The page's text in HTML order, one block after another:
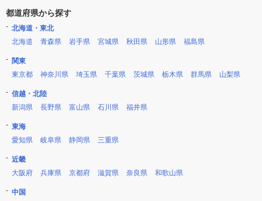
都道府県から探す
北海道・東北
北海道
青森県 岩手県 宮城県 秋田県 山形県 福島県
関東
東京都
神奈川県 埼玉県 千葉県 茨城県 栃木県 群馬県 山梨県
信越・北陸
新潟県
長野県 富山県 石川県 福井県
東海
愛知県
岐阜県 静岡県 三重県
近畿
大阪府
兵庫県 京都府 滋賀県 奈良県 和歌山県
中国